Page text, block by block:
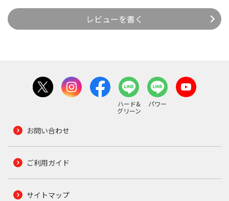
レビューを書く
ハード&
グリーン
パワー
お問い合わせ
ご利用ガイド
サイトマップ